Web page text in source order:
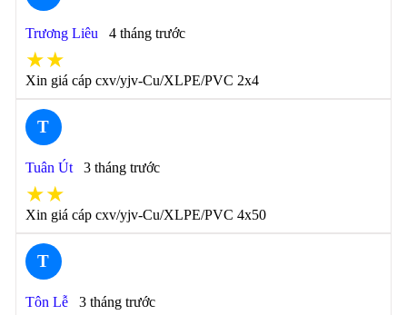
Trương Liêu 4 tháng trước
★★
Xin giá cáp cxv/yjv-Cu/XLPE/PVC 2x4
T
Tuân Út 3 tháng trước
★★
Xin giá cáp cxv/yjv-Cu/XLPE/PVC 4x50
T
Tôn Lễ 3 tháng trước